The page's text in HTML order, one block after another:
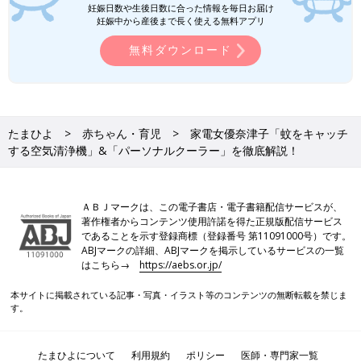
妊娠日数や生後日数に合った情報を毎日お届け
妊娠中から産後まで長く使える無料アプリ
無料ダウンロード
たまひよ 赤ちゃん・育児
家電女優奈津子「蚊をキャッチ
する空気清浄機」&「パーソナルクーラー」を徹底解説！
ＡＢＪマークは、この電子書店・電子書籍配信サービスが、
著作権者からコンテンツ使用許諾を得た正規版配信サービス
であることを示す登録商標（登録番号 第11091000号）です。
ABJマークの詳細、ABJマークを掲示しているサービスの一覧
はこちら→https://aebs.or.jp/
本サイトに掲載されている記事・写真・イラスト等のコンテンツの無断転載を禁じま
す。
たまひよについて 利用規約 ポリシー 医師・専門家一覧